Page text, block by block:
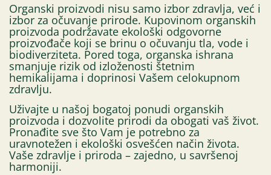
Organski proizvodi nisu samo izbor zdravlja, već i
izbor za očuvanje prirode. Kupovinom organskih
proizvoda podržavate ekološki odgovorne
proizvođače koji se brinu o očuvanju tla, vode i
biodiverziteta. Pored toga, organska ishrana
smanjuje rizik od izloženosti štetnim
hemikalijama i doprinosi Vašem celokupnom
zdravlju.
Uživajte u našoj bogatoj ponudi organskih
proizvoda i dozvolite prirodi da obogati vaš život.
Pronađite sve što Vam je potrebno za
uravnotežen i ekološki osvešćen način života.
Vaše zdravlje i priroda – zajedno, u savršenoj
harmoniji.